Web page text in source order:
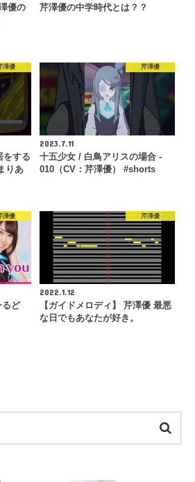
優の
芹澤優の中学時代とは？？
澤優
をする
りあ
芹澤優
2023.7.11
十五少女 / 白鳥アリスの場合 -
010（CV：芹澤優） #shorts
澤優
ど
芹澤優
2022.1.12
【ガイドメロディ】 芹澤優 最悪
な日でもあなたが好き。